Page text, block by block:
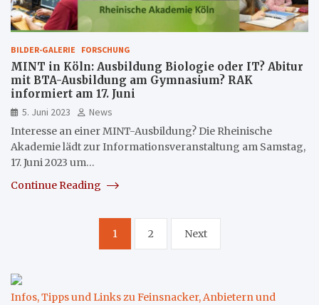
BILDER-GALERIE FORSCHUNG
MINT in Köln: Ausbildung Biologie oder IT? Abitur
mit BTA-Ausbildung am Gymnasium? RAK
informiert am 17. Juni
5. Juni 2023
News
Interesse an einer MINT-Ausbildung? Die Rheinische
Akademie lädt zur Informationsveranstaltung am Samstag,
17. Juni 2023 um…
Continue Reading
Seitennummerierung
Beiträge
1 2 Next
Infos, Tipps und Links zu Feinsnacker, Anbietern und